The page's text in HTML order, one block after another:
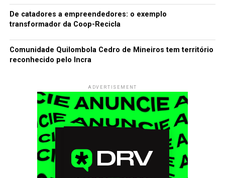
De catadores a empreendedores: o exemplo
transformador da Coop-Recicla
Comunidade Quilombola Cedro de Mineiros tem território
reconhecido pelo Incra
ADVERTISEMENT